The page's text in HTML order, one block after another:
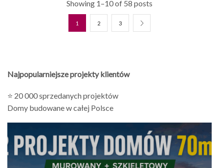
Showing 1–10 of 58 posts
1 2 3
Najpopularniejsze projekty klientów
⭐ 20 000 sprzedanych projektów
Domy budowane w całej Polsce